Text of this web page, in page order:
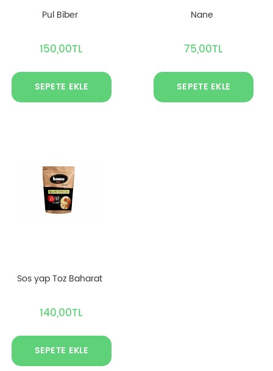
Pul Biber
150,00TL
SEPETE EKLE
Nane
75,00TL
SEPETE EKLE
Sos yap Toz Baharat
140,00TL
SEPETE EKLE